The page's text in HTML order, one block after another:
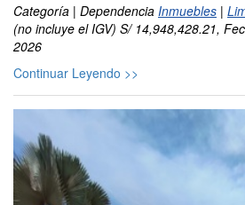
Categoría | Dependencia Inmuebles |
(no incluye el IGV) S/ 14,948,428.21,
2026
Continuar Leyendo >>